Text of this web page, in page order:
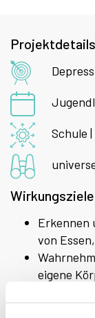
Projektdetails
Schule
Wirkungsziele
Erkennen
von
eigene